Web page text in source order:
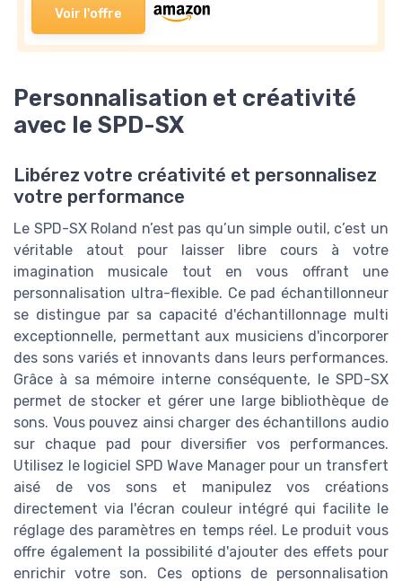
Voir l'offre
Personnalisation et créativité
avec le SPD-SX
Libérez votre créativité et personnalisez
votre performance
Le SPD-SX Roland n’est pas qu’un simple outil, c’est un
véritable atout pour laisser libre cours à votre
imagination musicale tout en vous offrant une
personnalisation ultra-flexible. Ce pad échantillonneur
se distingue par sa capacité d'échantillonnage multi
exceptionnelle, permettant aux musiciens d'incorporer
des sons variés et innovants dans leurs performances.
Grâce à sa mémoire interne conséquente, le SPD-SX
permet de stocker et gérer une large bibliothèque de
sons. Vous pouvez ainsi charger des échantillons audio
sur chaque pad pour diversifier vos performances.
Utilisez le logiciel SPD Wave Manager pour un transfert
aisé de vos sons et manipulez vos créations
directement via l'écran couleur intégré qui facilite le
réglage des paramètres en temps réel. Le produit vous
offre également la possibilité d'ajouter des effets pour
enrichir votre son. Ces options de personnalisation